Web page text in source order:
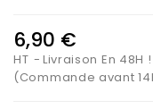
6,90 €
HT
Livraison En 48H
(Commande avant